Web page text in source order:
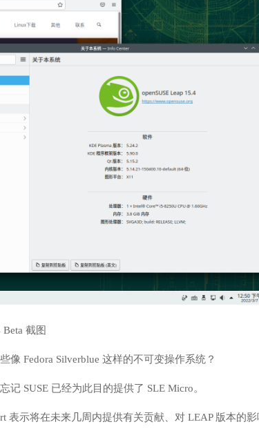
Beta 截图
Fedora Silverblue 这样的不可变操作系统？
SUSE 已经为此目的提供了 SLE Micro。
表示将在未来几周内提供有关贡献、对 LEAP 版本的